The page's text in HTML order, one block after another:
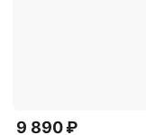
9 890 ₽